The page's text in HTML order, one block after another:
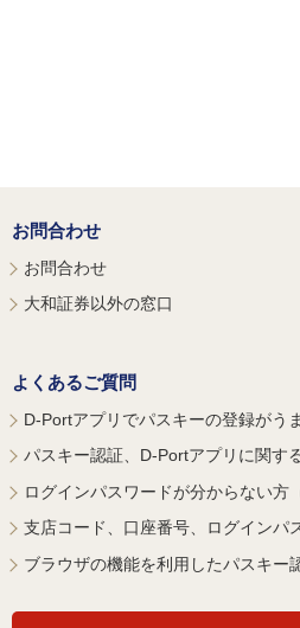
お問合わせ
お問合わせ
大和証券以外の窓口
よくあるご質問
D-Portアプリでパスキーの登録がう
パスキー認証、D-Portアプリに関す
ログインパスワードが分からない方
支店コード、口座番号、ログインパ
ブラウザの機能を利用したパスキー